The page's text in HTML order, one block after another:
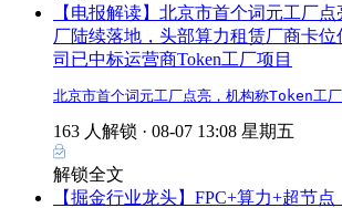
【电报解读】北京市首个词元工厂
厂陆续落地，头部算力租赁厂商卡
司已中标运营商Token工厂项目
北京市首个词元工厂点亮，机构称Token工
163 人解锁 · 08-07 13:08 星期五
解锁全文
【掘金行业龙头】FPC+算力+超节